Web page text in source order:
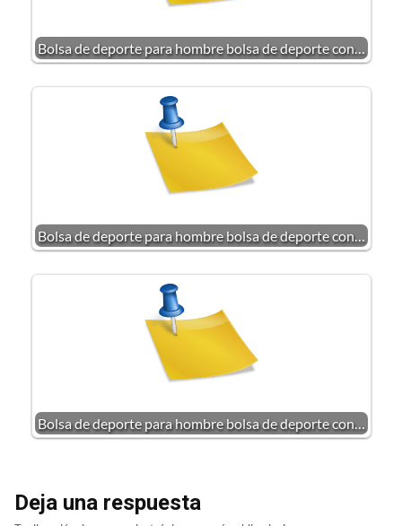
Bolsa de deporte para hombre bolsa de deporte con…
Bolsa de deporte para hombre bolsa de deporte con…
Bolsa de deporte para hombre bolsa de deporte con…
Deja una respuesta